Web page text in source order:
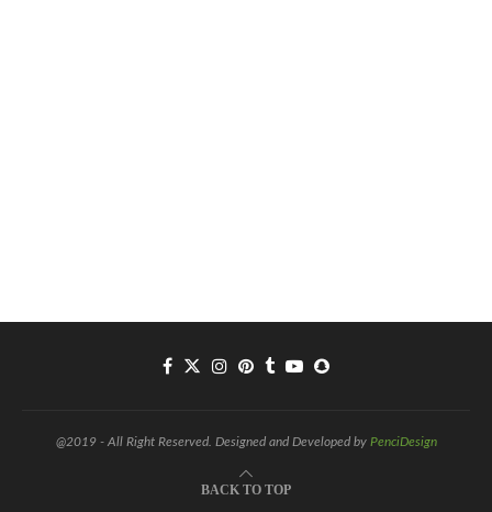
@2019 - All Right Reserved. Designed and Developed by PenciDesign
BACK TO TOP